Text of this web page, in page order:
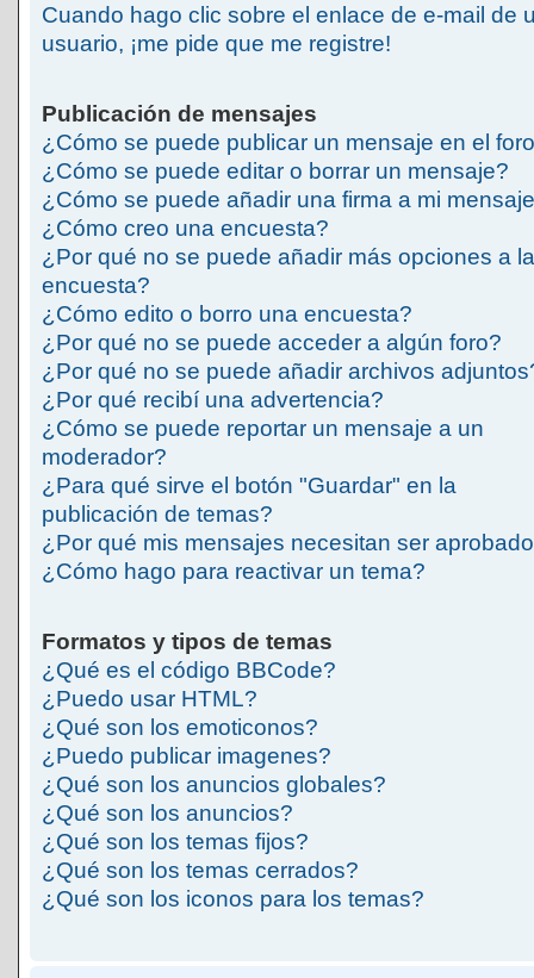
Cuando hago clic sobre el enlace de e-mail de
usuario, ¡me pide que me registre!
Publicación de mensajes
¿Cómo se puede publicar un mensaje en el
¿Cómo se puede editar o borrar un mensaje?
¿Cómo se puede añadir una firma a mi
¿Cómo creo una encuesta?
¿Por qué no se puede añadir más opciones a la
encuesta?
¿Cómo edito o borro una encuesta?
¿Por qué no se puede acceder a algún foro?
¿Por qué no se puede añadir archivos
¿Por qué recibí una advertencia?
¿Cómo se puede reportar un mensaje a un
moderador?
¿Para qué sirve el botón "Guardar" en la
publicación de temas?
¿Por qué mis mensajes necesitan ser
¿Cómo hago para reactivar un tema?
Formatos y tipos de temas
¿Qué es el código BBCode?
¿Puedo usar HTML?
¿Qué son los emoticonos?
¿Puedo publicar imagenes?
¿Qué son los anuncios globales?
¿Qué son los anuncios?
¿Qué son los temas fijos?
¿Qué son los temas cerrados?
¿Qué son los iconos para los temas?